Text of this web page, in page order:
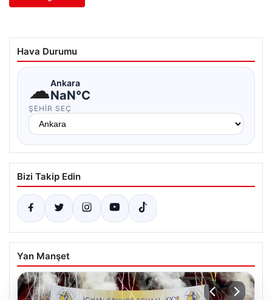
Hava Durumu
☁Ankara
NaN°C
ŞEHIR SEÇ
Bizi Takip Edin
Yan Manşet